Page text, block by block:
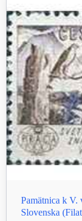
Pamätnica k V.
Slovenska